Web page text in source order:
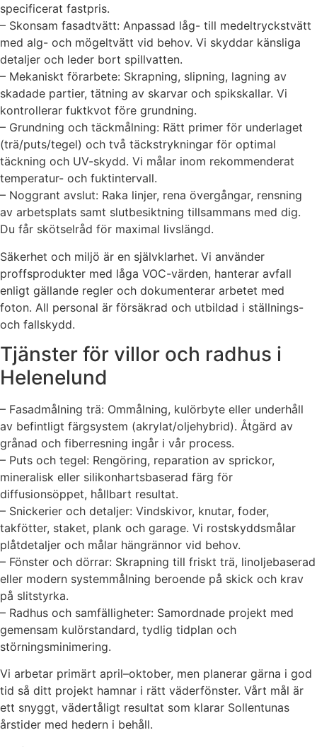
specificerat fastpris.
– Skonsam fasadtvätt: Anpassad låg- till medeltryckstvätt
med alg- och mögeltvätt vid behov. Vi skyddar känsliga
detaljer och leder bort spillvatten.
– Mekaniskt förarbete: Skrapning, slipning, lagning av
skadade partier, tätning av skarvar och spikskallar. Vi
kontrollerar fuktkvot före grundning.
– Grundning och täckmålning: Rätt primer för underlaget
(trä/puts/tegel) och två täckstrykningar för optimal
täckning och UV-skydd. Vi målar inom rekommenderat
temperatur- och fuktintervall.
– Noggrant avslut: Raka linjer, rena övergångar, rensning
av arbetsplats samt slutbesiktning tillsammans med dig.
Du får skötselråd för maximal livslängd.
Säkerhet och miljö är en självklarhet. Vi använder
proffsprodukter med låga VOC-värden, hanterar avfall
enligt gällande regler och dokumenterar arbetet med
foton. All personal är försäkrad och utbildad i ställnings-
och fallskydd.
Tjänster för villor och radhus i
Helenelund
– Fasadmålning trä: Ommålning, kulörbyte eller underhåll
av befintligt färgsystem (akrylat/oljehybrid). Åtgärd av
grånad och fiberresning ingår i vår process.
– Puts och tegel: Rengöring, reparation av sprickor,
mineralisk eller silikonhartsbaserad färg för
diffusionsöppet, hållbart resultat.
– Snickerier och detaljer: Vindskivor, knutar, foder,
takfötter, staket, plank och garage. Vi rostskyddsmålar
plåtdetaljer och målar hängrännor vid behov.
– Fönster och dörrar: Skrapning till friskt trä, linoljebaserad
eller modern systemmålning beroende på skick och krav
på slitstyrka.
– Radhus och samfälligheter: Samordnade projekt med
gemensam kulörstandard, tydlig tidplan och
störningsminimering.
Vi arbetar primärt april–oktober, men planerar gärna i god
tid så ditt projekt hamnar i rätt väderfönster. Vårt mål är
ett snyggt, vädertåligt resultat som klarar Sollentunas
årstider med hedern i behåll.